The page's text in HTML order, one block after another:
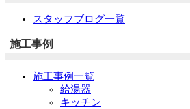
スタッフブログ一覧
施工事例
施工事例一覧
給湯器
キッチン